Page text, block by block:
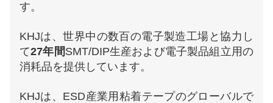
す。
KHJは、世界中の数百の電子製造工場と協力し
て27年間SMT/DIP生産および電子製品組立用の
消耗品を提供しています。
KHJは、ESD産業用粘着テープのグローバルで